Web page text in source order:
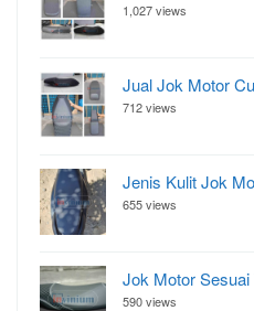
1,027 views
Jual Jok Motor
712 views
Jenis Kulit Jok
655 views
Jok Motor
590 views